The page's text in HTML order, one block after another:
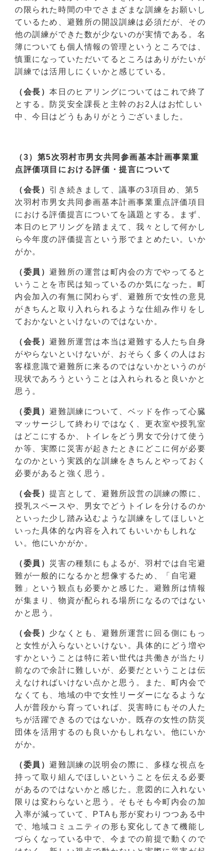
の限られた時間の中でさまざまな訓練をお願いし
ているため、避難所の開設訓練は必須だが、その
他の訓練ができた数が少ないのが実情である。名
簿についても個人情報の管理というところでは、
慎重になっていただいてるところはありがたいが
訓練では活用しにくいかと感じている。
（会長）本日のヒアリングについてはこれで終了
とする。防災安全課長と主幹のお2人はお忙しい
中、今日はどうもありがとうございました。
（3）第5次羽村市男女共同参画基本計画事業重
点評価項目における評価・提言について
（会長） 引き続きまして、議事の3項目め、第5
次羽村市男女共同参画基本計画事業重点評価項目
における評価提言についてを議題とする。まず、
本日のヒアリングを踏まえて、我々として何かし
ら今年度の評価提言という形でまとめたい。いか
がか。
（委員）避難所の運営は町内会の方でやってると
いうことを市民は知っているのか気になった。町
内会加入の有無に関わらず、避難所で女性の意見
がきちんと取り入れられるような仕組み作りをし
ておかないといけないのではないか。
（会長）避難所運営は本当は避難する人たち自身
がやらないといけないが、おそらく多くの人はお
客様意識で避難所に来るのではないかというのが
現状であろうということは入れられると良いかと
思う。
（委員）避難訓練について、ベッドを作って心臓
マッサージして終わりではなく、更衣室や授乳室
はどこにするか、トイレをどう男女で分けて使う
か等、実際に災害が起きたときにどこに何が必要
なのかという実践的な訓練をきちんとやっておく
必要があると強く思う。
（会長）提言として、避難所設営の訓練の際に、
授乳スペースや、男女でどうトイレを分けるのか
といった少し踏み込むような訓練をしてほしいと
いった具体的な内容を入れてもいいかもしれな
い。他にいかがか。
（委員） 災害の種類にもよるが、羽村では自宅避
難が一般的になるかと想像するため、「自宅避
難」という観点も必要かと感じた。避難所は情報
が集まり、物資が配られる場所になるのではない
かと思う。
（会長） 少なくとも、避難所運営に回る側にもっ
と女性が入らないといけない。具体的にどう増や
すかということは特に若い世代は共働きが当たり
前なので余計に難しいが、必要だということは伝
えなければいけない点かと思う。また、町内会で
なくても、地域の中で女性リーダーになるような
人が普段から育っていれば、災害時にもその人た
ちが活躍できるのではないか。既存の女性の防災
団体を活用するのも良いかもしれない。他にいか
がか。
（委員）避難訓練の説明会の際に、多様な視点を
持って取り組んでほしいということを伝える必要
があるのではないかと感じた。意図的に入れない
限りは変わらないと思う。そもそも今町内会の加
入率が減っていて、PTAも形が変わりつつある中
で、地域コミュニティの形も変化してきて機能し
づらくなっている中で、今までの前提で動くので